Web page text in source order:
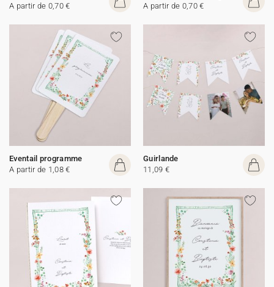
A partir de 0,70 €
A partir de 0,70 €
Eventail programme
A partir de 1,08 €
Guirlande
11,09 €